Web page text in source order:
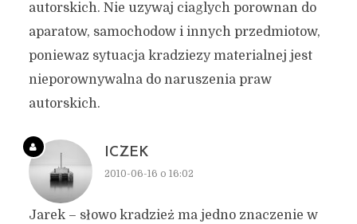
autorskich. Nie uzywaj ciaglych porownan do
aparatow, samochodow i innych przedmiotow,
poniewaz sytuacja kradziezy materialnej jest
nieporownywalna do naruszenia praw
autorskich.
ICZEK
2010-06-16 o 16:02
Jarek – słowo kradzież ma jedno znaczenie w